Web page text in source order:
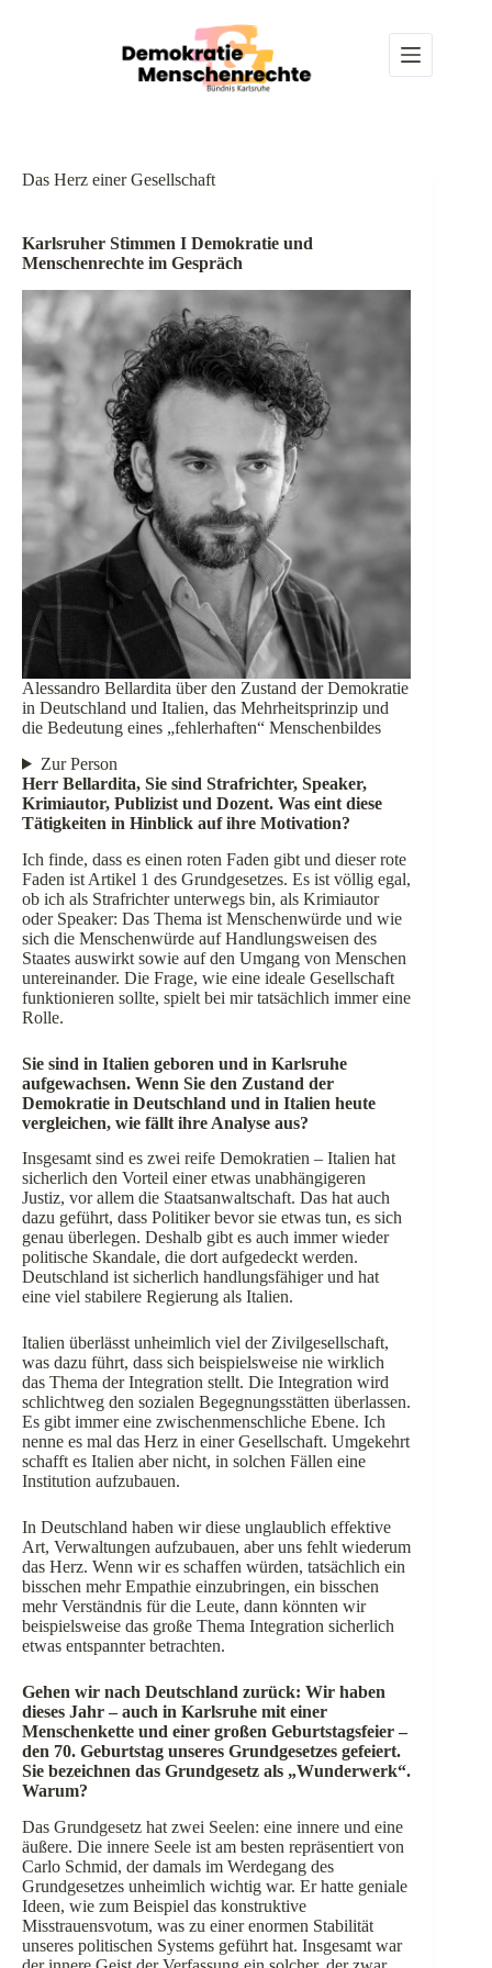
t
r
i
e
n
Das Herz einer Gesellschaft
Karlsruher Stimmen I Demokratie und
Menschenrechte im Gespräch
Alessandro Bellardita über den Zustand der Demokratie
in Deutschland und Italien, das Mehrheitsprinzip und
die Bedeutung eines „fehlerhaften“ Menschenbildes
Zur Person
Herr Bellardita, Sie sind Strafrichter, Speaker,
Krimiautor, Publizist und Dozent. Was eint diese
Tätigkeiten in Hinblick auf ihre Motivation?
Ich finde, dass es einen roten Faden gibt und dieser rote
Faden ist Artikel 1 des Grundgesetzes. Es ist völlig egal,
ob ich als Strafrichter unterwegs bin, als Krimiautor
oder Speaker: Das Thema ist Menschenwürde und wie
sich die Menschenwürde auf Handlungsweisen des
Staates auswirkt sowie auf den Umgang von Menschen
untereinander. Die Frage, wie eine ideale Gesellschaft
funktionieren sollte, spielt bei mir tatsächlich immer eine
Rolle.
Sie sind in Italien geboren und in Karlsruhe
aufgewachsen. Wenn Sie den Zustand der
Demokratie in Deutschland und in Italien heute
vergleichen, wie fällt ihre Analyse aus?
Insgesamt sind es zwei reife Demokratien – Italien hat
sicherlich den Vorteil einer etwas unabhängigeren
Justiz, vor allem die Staatsanwaltschaft. Das hat auch
dazu geführt, dass Politiker bevor sie etwas tun, es sich
genau überlegen. Deshalb gibt es auch immer wieder
politische Skandale, die dort aufgedeckt werden.
Deutschland ist sicherlich handlungsfähiger und hat
eine viel stabilere Regierung als Italien.
Italien überlässt unheimlich viel der Zivilgesellschaft,
was dazu führt, dass sich beispielsweise nie wirklich
das Thema der Integration stellt. Die Integration wird
schlichtweg den sozialen Begegnungsstätten überlassen.
Es gibt immer eine zwischenmenschliche Ebene. Ich
nenne es mal das Herz in einer Gesellschaft. Umgekehrt
schafft es Italien aber nicht, in solchen Fällen eine
Institution aufzubauen.
In Deutschland haben wir diese unglaublich effektive
Art, Verwaltungen aufzubauen, aber uns fehlt wiederum
das Herz. Wenn wir es schaffen würden, tatsächlich ein
bisschen mehr Empathie einzubringen, ein bisschen
mehr Verständnis für die Leute, dann könnten wir
beispielsweise das große Thema Integration sicherlich
etwas entspannter betrachten.
Gehen wir nach Deutschland zurück: Wir haben
dieses Jahr –auch in Karlsruhe mit einer
Menschenkette und einer großen Geburtstagsfeier–
den 70. Geburtstag unseres Grundgesetzes gefeiert.
Sie bezeichnen das Grundgesetz als „Wunderwerk“.
Warum?
Das Grundgesetz hat zwei Seelen: eine innere und eine
äußere. Die innere Seele ist am besten repräsentiert von
Carlo Schmid, der damals im Werdegang des
Grundgesetzes unheimlich wichtig war. Er hatte geniale
Ideen, wie zum Beispiel das konstruktive
Misstrauensvotum, was zu einer enormen Stabilität
unseres politischen Systems geführt hat. Insgesamt war